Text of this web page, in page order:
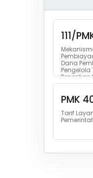
111/
Dana
Penarikan
PMK
Tarif